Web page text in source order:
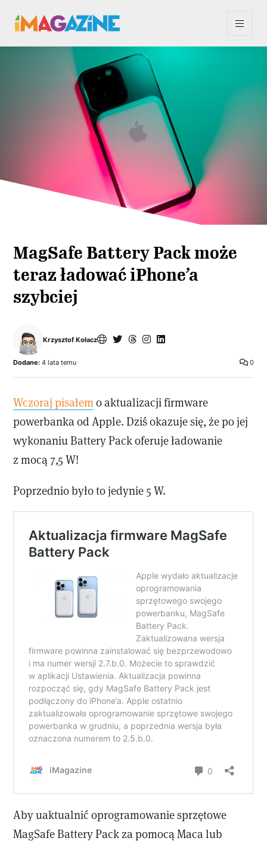
MagSafe Battery Pack może
teraz ładować iPhone’a
szybciej
Krzysztof Kołacz
0
Dodane: 4 lata temu
Wczoraj pisałemo aktualizacji firmware
powerbanka od Apple. Dziś okazuje się, że po jej
wykonaniu Battery Pack oferuje ładowanie
z mocą 7,5 W!
Poprzednio było to jedynie 5 W.
Aby uaktualnić oprogramowanie sprzętowe
MagSafe Battery Pack za pomocą Maca lub